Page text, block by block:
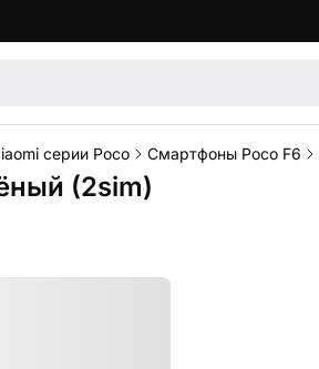
серии Poco Смартфоны Poco F6
(2sim)